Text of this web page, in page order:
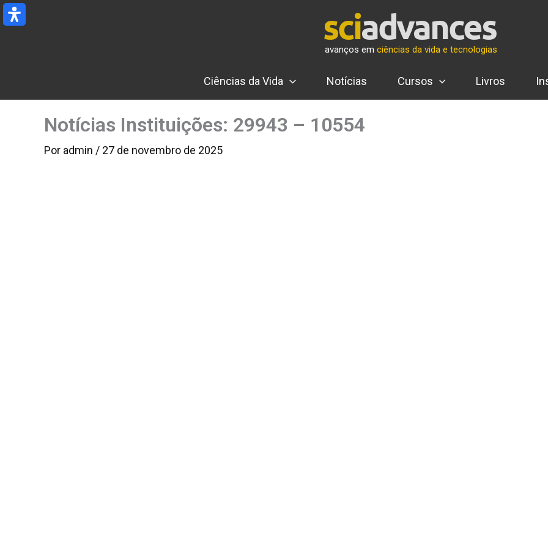
Ir
para
avanços em ciências da vida e tecnologias
Ciências da Vida Notícias Cursos Livros
Notícias Instituições: 29943 – 10554
Por admin / 27 de novembro de 2025